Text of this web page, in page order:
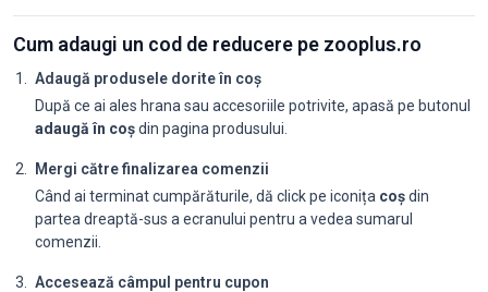
Cum adaugi un cod de reducere pe zooplus.ro
Adaugă produsele dorite în coș
După ce ai ales hrana sau accesoriile potrivite, apasă pe butonul
adaugă în coșdin pagina produsului.
Mergi către finalizarea comenzii
Când ai terminat cumpărăturile, dă click pe iconița coșdin
partea dreaptă-sus a ecranului pentru a vedea sumarul
comenzii.
Accesează câmpul pentru cupon